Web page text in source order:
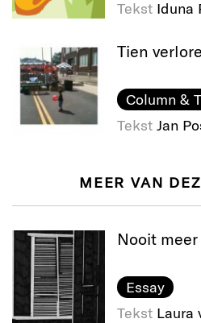
Tekst Iduna
Tien
Column &
Tekst Jan
MEER VAN
Nooit
Essay
Tekst Laura